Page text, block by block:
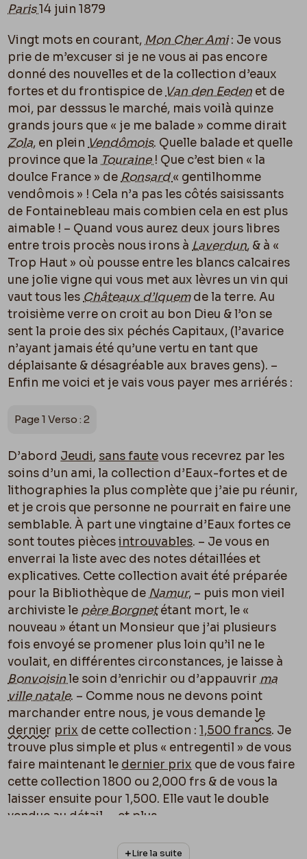
Paris14 juin 1879
Vingt mots en courant, Mon Cher Ami: Je vous
prie de m’excuser si je ne vous ai pas encore
donné des nouvelles et de la collection d’eaux
fortes et du frontispice de Van den Eeden et de
moi, par desssus le marché, mais voilà quinze
grands jours que « je me balade » comme dirait
Zola, en plein Vendômois. Quelle balade et quelle
province que la Touraine ! Que c’est bien « la
doulce France » de Ronsard« gentilhomme
vendômois » ! Cela n’a pas les côtés saisissants
de Fontainebleau mais combien cela en est plus
aimable ! – Quand vous aurez deux jours libres
entre trois procès nous irons à Laverdun, & à «
Trop Haut » où pousse entre les blancs calcaires
une jolie vigne qui vous met aux lèvres un vin qui
vaut tous les Châteaux d’Iquemde la terre. Au
troisième verre on croit au bon Dieu & l’on se
sent la proie des six péchés Capitaux, (l’avarice
n’ayant jamais été qu’une vertu en tant que
déplaisante & désagréable aux braves gens). –
Enfin me voici et je vais vous payer mes arriérés :
Page 1 Verso : 2
D’abord Jeudi, sans fautevous recevrez par les
soins d’un ami, la collection d’Eaux-fortes et de
lithographies la plus complète que j’aie pu réunir,
et je crois que personne ne pourrait en faire une
semblable. À part une vingtaine d’Eaux fortes ce
sont toutes piècesintrouvables. – Je vous en
enverrai la liste avec des notes détaillées et
explicatives. Cette collection avait été préparée
pour la Bibliothèque de Namur, – puis mon vieil
archiviste le père Borgnetétant mort, le «
nouveau » étant un Monsieur que j’ai plusieurs
fois envoyé se promener plus loin qu’il ne le
voulait, en différentes circonstances, je laisse à
Bonvoisinle soin d’enrichir ou d’appauvrir ma
ville natale. – Comme nous ne devons point
marchander entre nous, je vous demandele
dernier prix de cette collection :1,500 francs. Je
trouve plus simple et plus « entregentil » de vous
faire maintenant le dernier prix que de vous faire
cette collection 1800 ou 2,000 frs & de vous la
laisser ensuite pour 1,500. Elle vaut le double
vendue au détail, – et plus.
– Vous la verrez du reste. Elle est montée sur
Lire la suite